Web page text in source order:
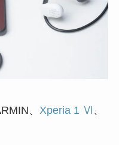
、 Xperia 1 Ⅵ 、